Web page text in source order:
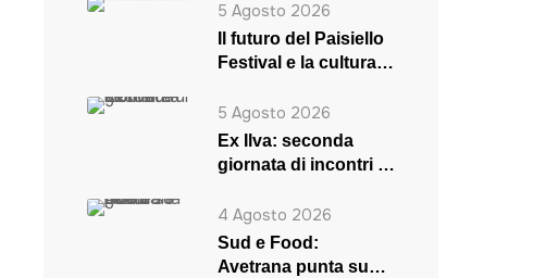
5 Agosto 2026
Il futuro del Paisiello
Festival e la cultura
5 Agosto 2026
Ex Ilva: seconda
giornata di incontri a
4 Agosto 2026
Sud e Food:
Avetrana punta su